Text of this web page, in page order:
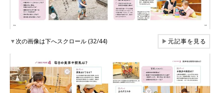
▼次の画像は下へスクロール (32/44) ▶元記事を見る